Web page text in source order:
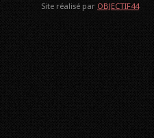
Site réalisé par OBJECTIF44